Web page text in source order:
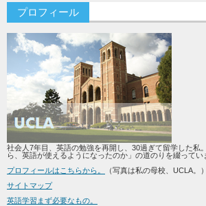
プロフィール
社会人7年目、英語の勉強を再開し、30過ぎて留学した私
ら、英語が使えるようになったのか」の道のりを綴ってい
プロフィールはこちらから。
（写真は私の母校、UCLA。）
サイトマップ
英語学習まず必要なもの。